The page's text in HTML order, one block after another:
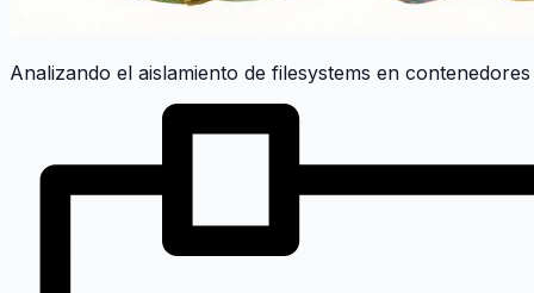
Analizando el aislamiento de filesystems en